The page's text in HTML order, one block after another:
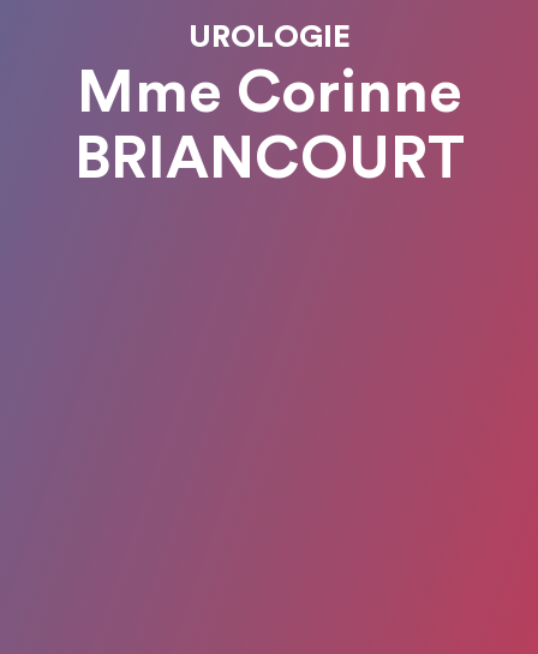
UROLOGIE
Mme Corinne
BRIANCOURT